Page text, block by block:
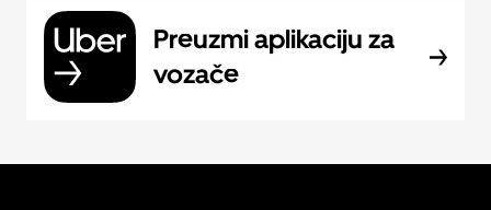
Preuzmi aplikaciju za
vozače